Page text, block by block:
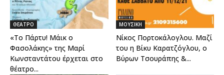
ΘΕΑΤΡΟ
«Το Πάρτυ! Μάικ ο
Φασολάκης» της Μαρί
Κωνσταντάτου έρχεται στο
θέατρο...
ΜΟΥΣΙΚΗ
Νίκος Πορτοκάλογλου. Μαζί
του η Βίκυ Καρατζόγλου, ο
Βύρων Τσουράπης &...